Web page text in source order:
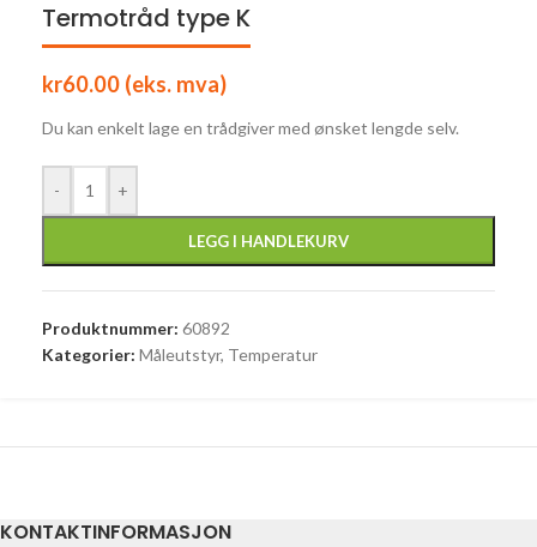
Termotråd type K
kr60.00 (eks. mva)
Du kan enkelt lage en trådgiver med ønsket lengde selv.
- +
LEGG I HANDLEKURV
Produktnummer: 60892
Kategorier: Måleutstyr, Temperatur
KONTAKTINFORMASJON